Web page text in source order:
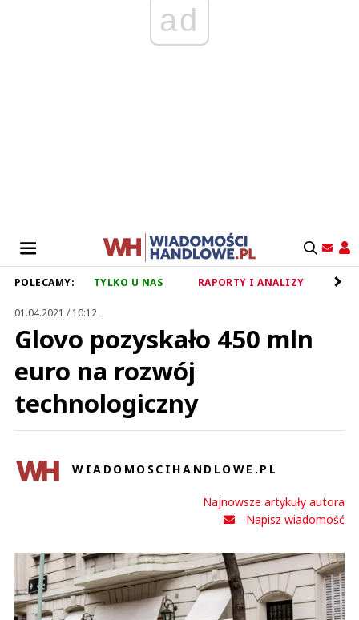
ad
POLECAMY: TYLKO U NAS RAPORTY I ANALIZY
01.04.2021 / 10:12
Glovo pozyskało 450 mln
euro na rozwój
technologiczny
WIADOMOSCIHANDLOWE.PL
Najnowsze artykuły autora
Napisz wiadomość